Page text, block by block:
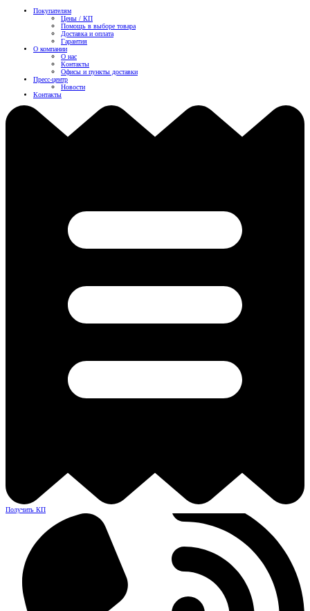
Покупателям
Цены / КП
Помощь в выборе товара
Доставка и оплата
Гарантия
О компании
О нас
Контакты
Офисы и пункты доставки
Пресс-центр
Новости
Контакты
Получить КП